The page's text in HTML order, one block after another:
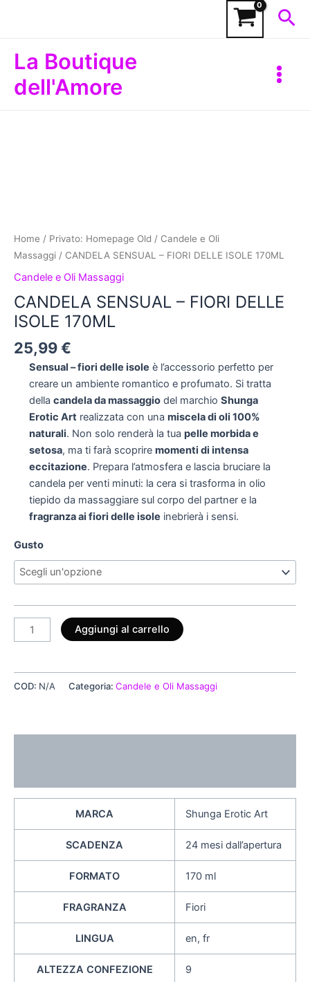
La Boutique
dell'Amore
Menu
Home / Privato: Homepage Old / Candele e Oli
Massaggi / CANDELA SENSUAL – FIORI DELLE ISOLE 170ML
Candele e Oli Massaggi
CANDELA SENSUAL – FIORI DELLE
ISOLE 170ML
25,99€
Sensual – fiori delle isole è l’accessorio perfetto per
creare un ambiente romantico e profumato. Si tratta
della candela da massaggiodel marchio Shunga
Erotic Artrealizzata con una miscela di oli 100%
naturali. Non solo renderà la tua pelle morbida e
setosa, ma ti farà scoprire momenti di intensa
eccitazione. Prepara l’atmosfera e lascia bruciare la
candela per venti minuti: la cera si trasforma in olio
tiepido da massaggiare sul corpo del partner e la
fragranza ai fiori delle isole inebrierà i sensi.
Gusto
quantità
Aggiungi al carrello
COD: N/A Categoria: Candele e Oli Massaggi
MARCA Shunga Erotic Art
SCADENZA 24 mesi dall’apertura
FORMATO 170 ml
FRAGRANZA Fiori
LINGUA en, fr
ALTEZZA CONFEZIONE 9